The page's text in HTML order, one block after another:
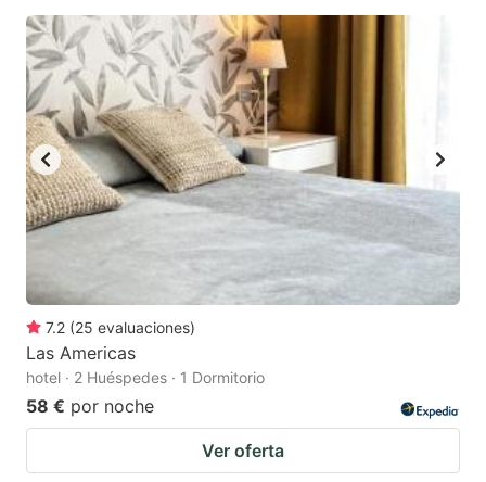
7.2 (25 evaluaciones)
Las Americas
hotel · 2 Huéspedes · 1 Dormitorio
58 € por noche
Ver oferta